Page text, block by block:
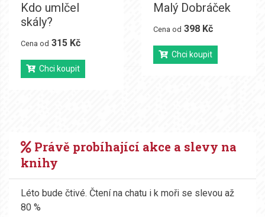
Kdo umlčel
skály?
Cena od 315 Kč
Chci koupit
Malý Dobráček
Cena od 398 Kč
Chci koupit
Právě probíhající akce a slevy na
knihy
Léto bude čtivé. Čtení na chatu i k moři se slevou až
80 %